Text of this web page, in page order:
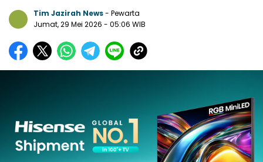
Tim Jazirah News- Pewarta
Jumat, 29 Mei 2026 - 05:06 WIB